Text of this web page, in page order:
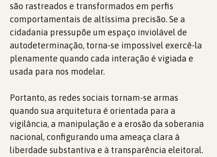
são rastreados e transformados em perfis
comportamentais de altíssima precisão. Se a
cidadania pressupõe um espaço inviolável de
autodeterminação, torna-se impossível exercê-la
plenamente quando cada interação é vigiada e
usada para nos modelar.
Portanto, as redes sociais tornam-se armas
quando sua arquitetura é orientada para a
vigilância, a manipulação e a erosão da soberania
nacional, configurando uma ameaça clara à
liberdade substantiva e à transparência eleitoral.